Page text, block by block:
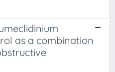
as a combination